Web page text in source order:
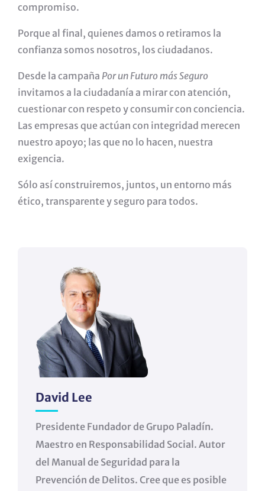
compromiso.
Porque al final, quienes damos o retiramos la
confianza somos nosotros, los ciudadanos.
Desde la campaña Por un Futuro más Seguro
invitamos a la ciudadanía a mirar con atención,
cuestionar con respeto y consumir con conciencia.
Las empresas que actúan con integridad merecen
nuestro apoyo; las que no lo hacen, nuestra
exigencia.
Sólo así construiremos, juntos, un entorno más
ético, transparente y seguro para todos.
David Lee
Presidente Fundador de Grupo Paladín.
Maestro en Responsabilidad Social. Autor
del Manual de Seguridad para la
Prevención de Delitos. Cree que es posible